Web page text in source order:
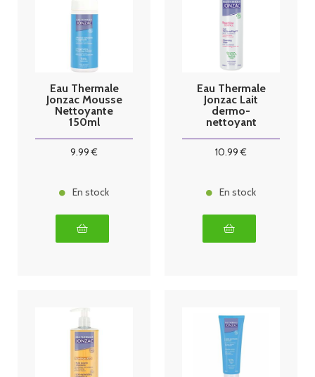
Eau Thermale
Jonzac Mousse
Nettoyante
150ml
9.99 €
En stock
Eau Thermale
Jonzac Lait
dermo-
nettoyant
200ml
10.99 €
En stock